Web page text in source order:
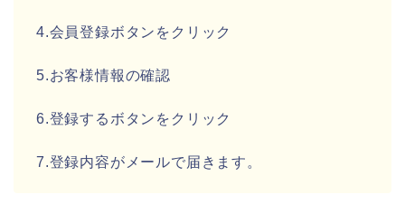
4.会員登録ボタンをクリック
5.お客様情報の確認
6.登録するボタンをクリック
7.登録内容がメールで届きます。